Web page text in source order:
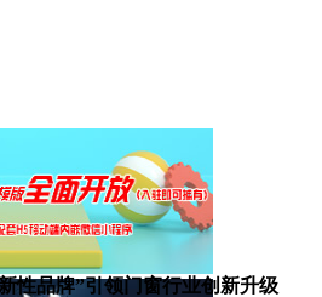
性品牌”引领门窗行业创新升级